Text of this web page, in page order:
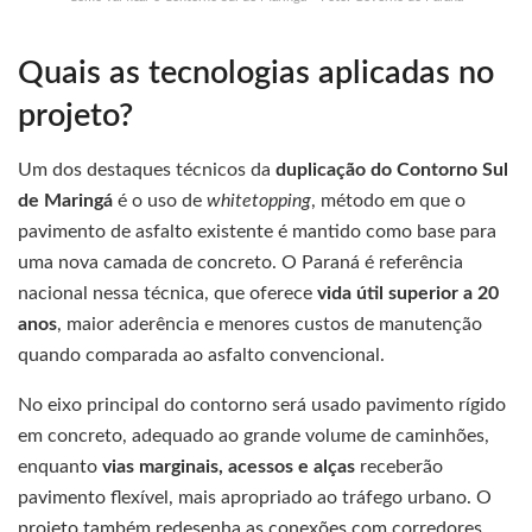
Quais as tecnologias aplicadas no
projeto?
Um dos destaques técnicos da duplicação do Contorno Sul
de Maringá é o uso de whitetopping, método em que o
pavimento de asfalto existente é mantido como base para
uma nova camada de concreto. O Paraná é referência
nacional nessa técnica, que oferece vida útil superior a 20
anos, maior aderência e menores custos de manutenção
quando comparada ao asfalto convencional.
No eixo principal do contorno será usado pavimento rígido
em concreto, adequado ao grande volume de caminhões,
enquanto vias marginais, acessos e alças receberão
pavimento flexível, mais apropriado ao tráfego urbano. O